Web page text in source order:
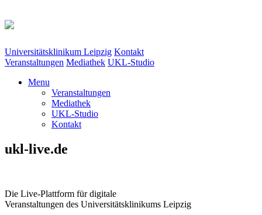
Universitätsklinikum Leipzig Kontakt
Veranstaltungen Mediathek UKL-Studio
Menu
Veranstaltungen
Mediathek
UKL-Studio
Kontakt
ukl-live.de
Die Live-Plattform für digitale
Veranstaltungen des Universitätsklinikums Leipzig